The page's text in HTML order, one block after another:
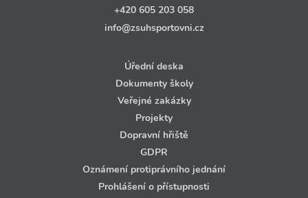
+420 605 203 058
info@zsuhsportovni.cz
Úřední deska
Dokumenty školy
Veřejné zakázky
Projekty
Dopravní hřiště
GDPR
Oznámení protiprávního jednání
Prohlášení o přístupnosti